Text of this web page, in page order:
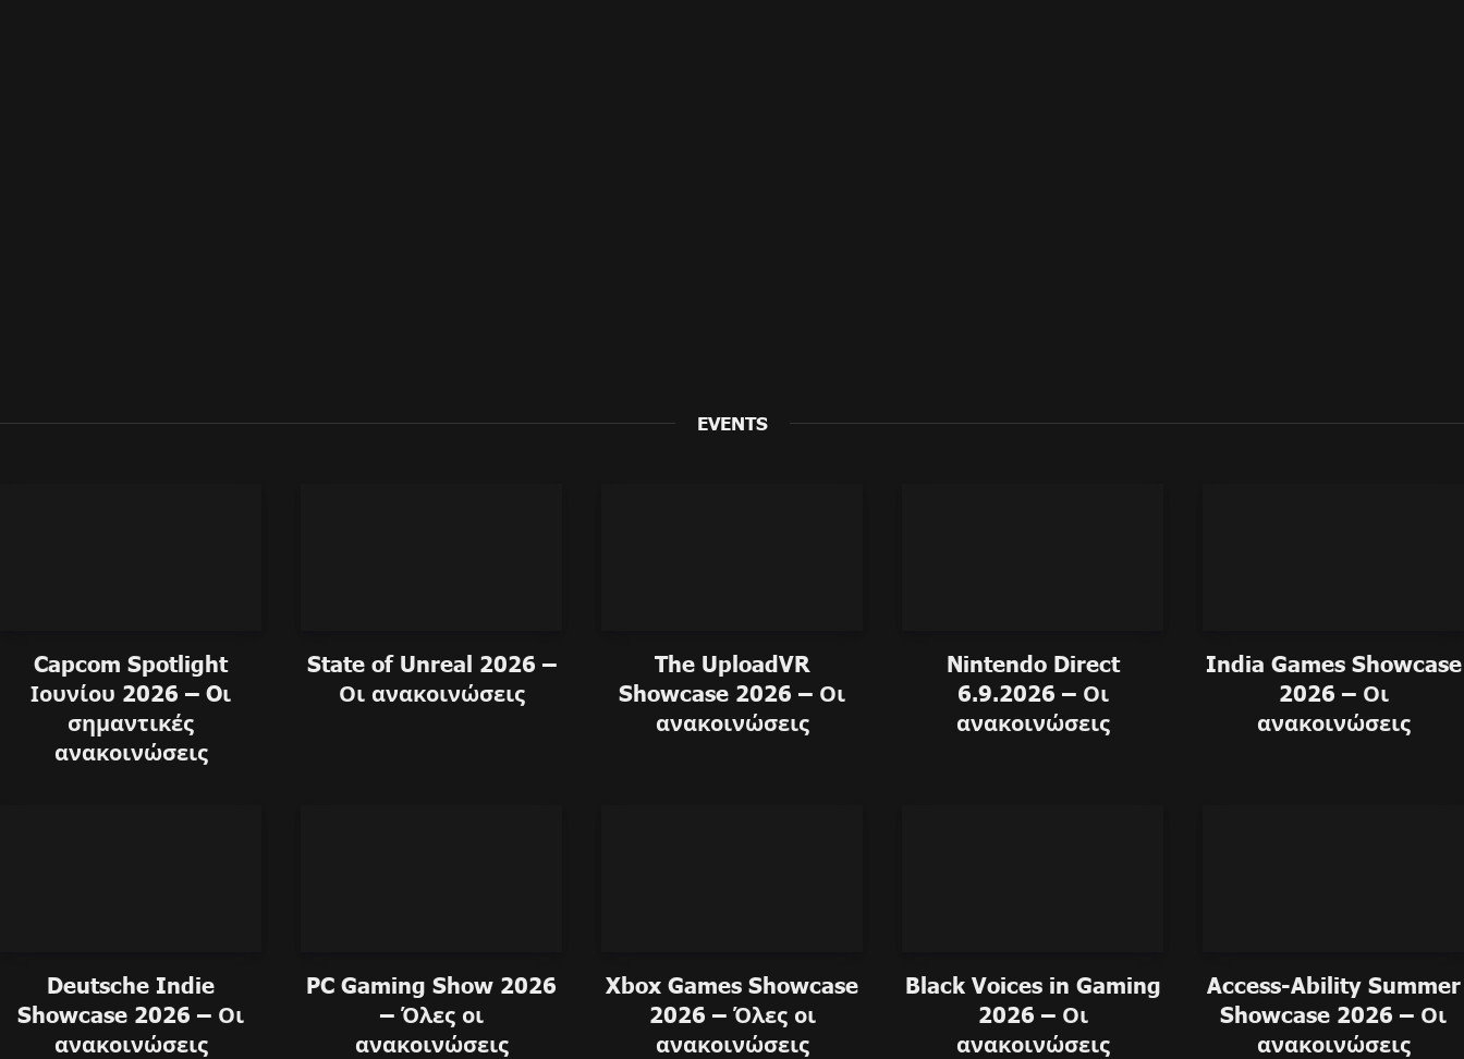
Night Warriors: Darkstalkers’ Revenge (anime) – Retrospective
23/09/2024 Anargyros Papaioannou
EVENTS
Capcom Spotlight
Ιουνίου 2026 – Oι
σημαντικές
ανακοινώσεις
State of Unreal 2026 –
Οι ανακοινώσεις
The UploadVR
Showcase 2026 – Οι
ανακοινώσεις
Nintendo Direct
6.9.2026 – Οι
ανακοινώσεις
India Games Showcase
2026 – Οι
ανακοινώσεις
Deutsche Indie
Showcase 2026 – Οι
ανακοινώσεις
PC Gaming Show 2026
– Όλες οι
ανακοινώσεις
Xbox Games Showcase
2026 – Όλες οι
ανακοινώσεις
Black Voices in Gaming
2026 – Οι
ανακοινώσεις
Access-Ability Summer
Showcase 2026 – Οι
ανακοινώσεις